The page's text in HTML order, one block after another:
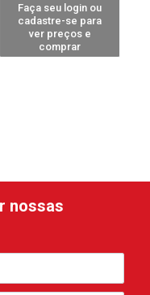
Faça seu login ou
cadastre-se para
ver preços e
comprar
nossas